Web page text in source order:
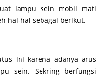
lampu sein mobil mati
hal-hal sebagai berikut.
ini karena adanya arus
sein. Sekring berfungsi